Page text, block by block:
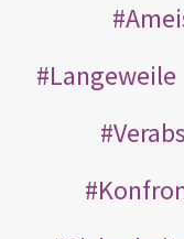
Langeweile